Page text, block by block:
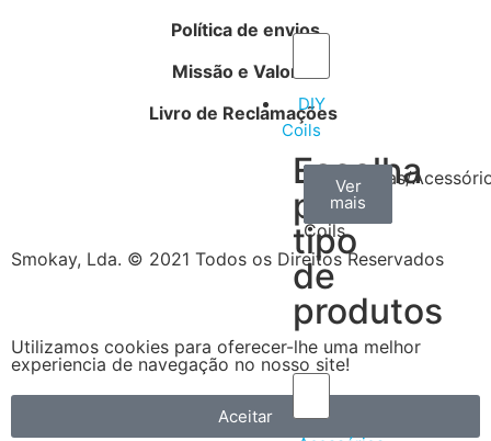
DIY
Coils
Escolha
por
tipo
de
produtos
Arame
Coils
Ver
mais
Algodão
Ver
mais
Ferramentas/
Ver
mais
Política de envios
Missão e Valores
Livro de Reclamações
Smokay, Lda. © 2021 Todos os Direitos Reservados
Utilizamos cookies para oferecer-lhe uma melhor
experiencia de navegação no nosso site!
Aceitar